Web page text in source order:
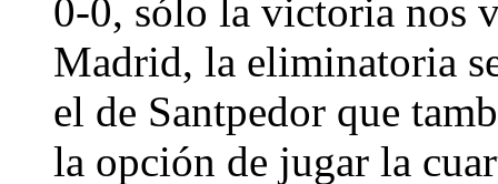
0-0, sólo la victoria nos
Madrid, la eliminatoria
el de Santpedor que
la opción de jugar la